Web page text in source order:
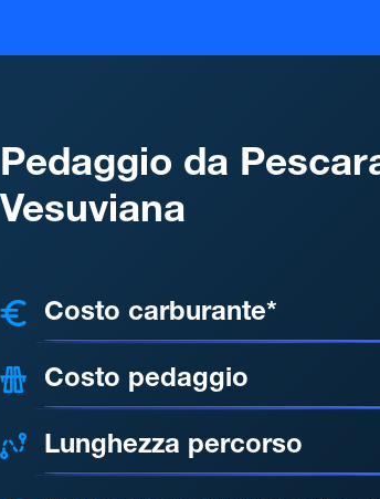
Pedaggio da
Vesuviana
Costo carburante*
Costo pedaggio
Lunghezza percorso